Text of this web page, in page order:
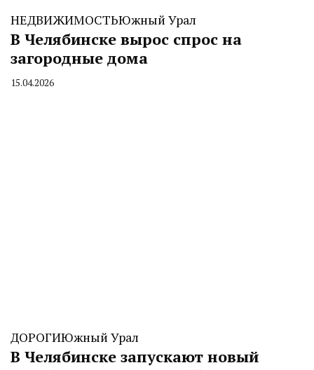
НЕДВИЖИМОСТЬЮжный Урал
В Челябинске вырос спрос на
загородные дома
By
15.04.2026
ДОРОГИЮжный Урал
В Челябинске запускают новый